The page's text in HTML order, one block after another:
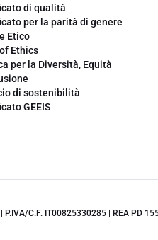
di qualità
per la parità di genere
Etico
Ethics
per la Diversità, Equità
di sostenibilità
GEEIS
P.IVA/C.F. IT00825330285 | REA PD